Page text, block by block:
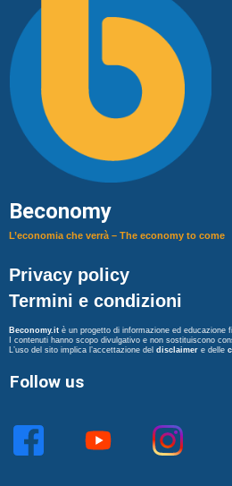
Beconomy
L’economia che verrà – The economy to come
Privacy policy
Termini e condizioni
Beconomy.it è un progetto di informazione ed educazione
I contenuti hanno scopo divulgativo e non sostituiscono
L’uso del sito implica l’accettazione del disclaimer e delle
Follow us